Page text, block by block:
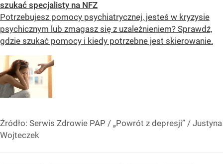
szukać specjalisty na NFZ
Potrzebujesz pomocy psychiatrycznej, jesteś w kryzysie
psychicznym lub zmagasz się z uzależnieniem? Sprawdź,
gdzie szukać pomocy i kiedy potrzebne jest skierowanie.
Źródło: Serwis Zdrowie PAP / „Powrót z depresji” / Justyna
Wojteczek